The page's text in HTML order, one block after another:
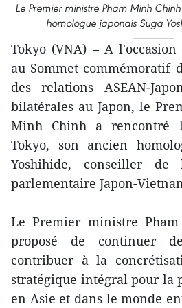
Le Premier ministre Pham Minh
homologue japonais Suga
Tokyo (VNA) – A
au Sommet commémoratif
des relations ASEAN-
bilatérales au Japon, le
Minh Chinh a rencontré
Tokyo, son ancien
Yoshihide, conseiller de
parlementaire Japon-
Le Premier ministre
proposé de continuer
contribuer à la
stratégique intégral pour la
en Asie et dans le monde